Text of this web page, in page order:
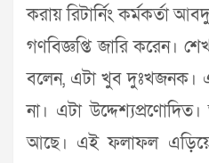
করায় রিটার্নিং কর্মকর্তা
গণবিজ্ঞপ্তি জারি করেন।
বলেন, এটা খুব দুঃখজনক।
না। এটা
আছে। এই ফলাফল